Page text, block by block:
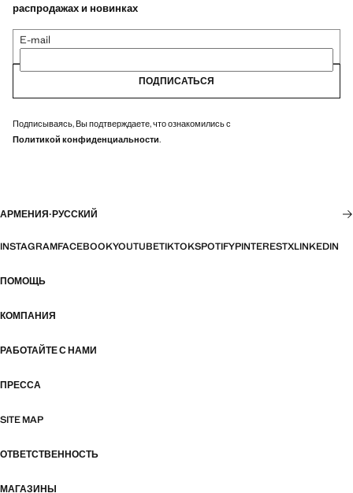
распродажах и новинках
E-mail
ПОДПИСАТЬСЯ
Подписываясь, Вы подтверждаете, что ознакомились с
Политикой конфиденциальности.
АРМЕНИЯ·РУССКИЙ
INSTAGRAMFACEBOOKYOUTUBETIKTOKSPOTIFYPINTERESTXLINKEDIN
ПОМОЩЬ
КОМПАНИЯ
РАБОТАЙТЕ С НАМИ
ПРЕССА
SITE MAP
ОТВЕТСТВЕННОСТЬ
МАГАЗИНЫ